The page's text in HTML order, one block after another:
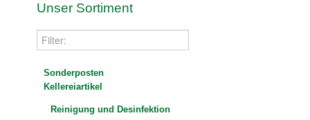
Unser Sortiment
Sonderposten
Kellereiartikel
Reinigung und Desinfektion